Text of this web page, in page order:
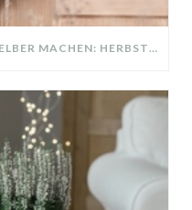
KRANZ AUS WILDEN KARDE SELBER MACHEN: HERBSTDEKO GANZ EINFACH